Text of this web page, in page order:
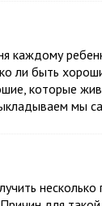
ли быть
которые
мы